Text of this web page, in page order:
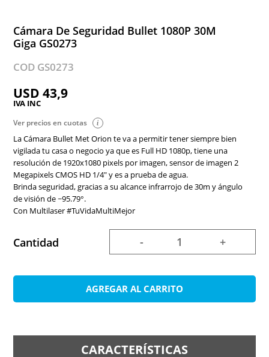
Cámara De Seguridad Bullet 1080P 30M
Giga GS0273
COD GS0273
USD 43,9
IVA INC
Ver precios en cuotas
La Cámara Bullet Met Orion te va a permitir tener siempre bien
vigilada tu casa o negocio ya que es Full HD 1080p, tiene una
resolución de 1920x1080 pixels por imagen, sensor de imagen 2
Megapixels CMOS HD 1/4" y es a prueba de agua.
Brinda seguridad, gracias a su alcance infrarrojo de 30m y ángulo
de visión de ~95.79°.
Con Multilaser #TuVidaMultiMejor
Cantidad - +
AGREGAR AL CARRITO
CARACTERÍSTICAS